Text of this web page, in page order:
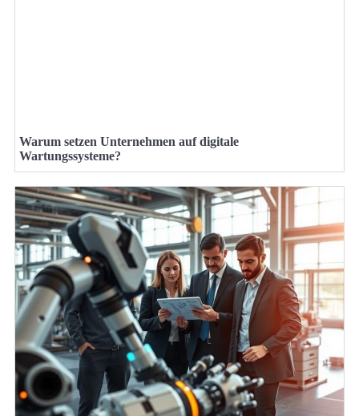
Warum setzen Unternehmen auf digitale
Wartungssysteme?